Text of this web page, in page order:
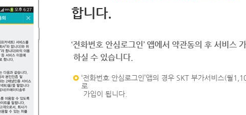
합니다.
‘전화번호 안심로그인’ 앱에서 약관동의 후 서비스
하실 수 있습니다.
‘전화번호 안심로그인’앱의 경우 SKT 부가서비스(월
로
가입이 됩니다.